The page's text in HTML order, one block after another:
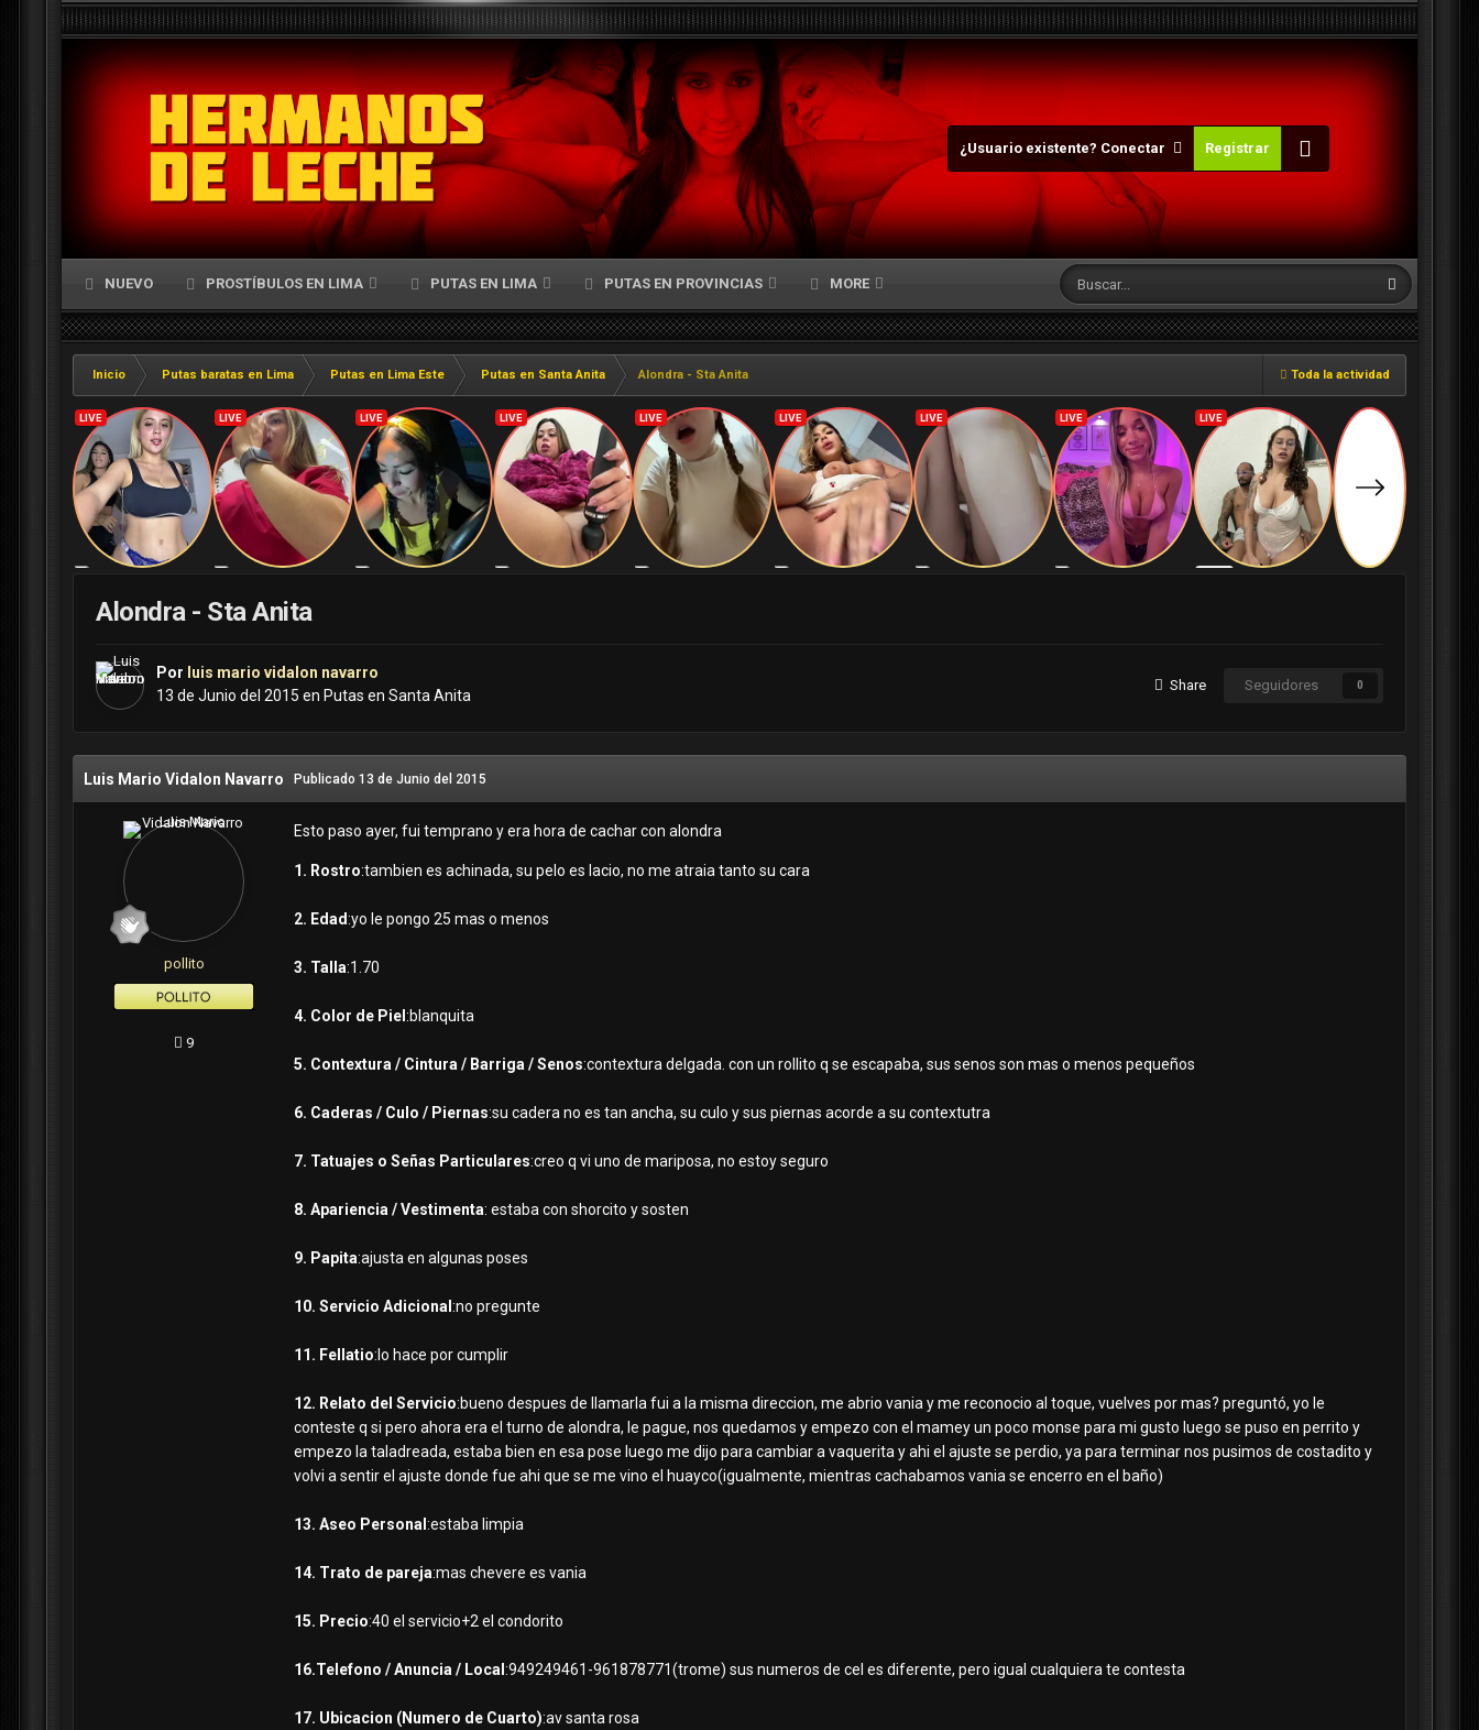
¿Usuario existente? Conectar Registrar
NUEVO PROSTÍBULOS EN LIMA PUTAS EN LIMA PUTAS EN PROVINCIAS MORE
Toda la actividad
Inicio Putas baratas en Lima Putas en Lima Este Putas en Santa Anita Alondra - Sta Anita
Alondra - Sta Anita
Por luis mario vidalon navarro
13 de Junio del 2015 en Putas en Santa Anita
Share Seguidores 0
Luis Mario Vidalon Navarro
pollito
9
Publicado 13 de Junio del 2015
Esto paso ayer, fui temprano y era hora de cachar con alondra
1. Rostro:tambien es achinada, su pelo es lacio, no me atraia tanto su cara
2. Edad:yo le pongo 25 mas o menos
3. Talla:1.70
4. Color de Piel :blanquita
5. Contextura / Cintura / Barriga / Senos:contextura delgada. con un rollito q se escapaba, sus senos son mas o menos pequeños
6. Caderas / Culo / Piernas:su cadera no es tan ancha, su culo y sus piernas acorde a su contextutra
7. Tatuajes o Señas Particulares:creo q vi uno de mariposa, no estoy seguro
8. Apariencia / Vestimenta: estaba con shorcito y sosten
9. Papita:ajusta en algunas poses
10. Servicio Adicional :no pregunte
11. Fellatio:lo hace por cumplir
12. Relato del Servicio:bueno despues de llamarla fui a la misma direccion, me abrio vania y me reconocio al toque, vuelves por mas? preguntó, yo le
conteste q si pero ahora era el turno de alondra, le pague, nos quedamos y empezo con el mamey un poco monse para mi gusto luego se puso en perrito y
empezo la taladreada, estaba bien en esa pose luego me dijo para cambiar a vaquerita y ahi el ajuste se perdio, ya para terminar nos pusimos de costadito y
volvi a sentir el ajuste donde fue ahi que se me vino el huayco(igualmente, mientras cachabamos vania se encerro en el baño)
13. Aseo Personal :estaba limpia
14. Trato de pareja:mas chevere es vania
15. Precio:40 el servicio+2 el condorito
16.Telefono / Anuncia / Local :949249461-961878771(trome) sus numeros de cel es diferente, pero igual cualquiera te contesta
17. Ubicacion (Numero de Cuarto):av santa rosa